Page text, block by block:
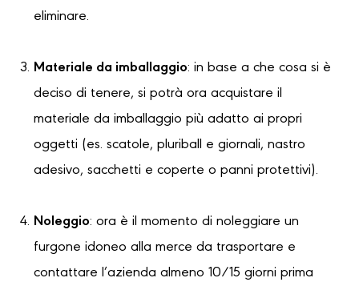
eliminare.
Materiale da imballaggio: in base a che cosa si è
deciso di tenere, si potrà ora acquistare il
materiale da imballaggio più adatto ai propri
oggetti (es. scatole, pluriball e giornali, nastro
adesivo, sacchetti e coperte o panni protettivi).
Noleggio: ora è il momento di noleggiare un
furgone idoneo alla merce da trasportare e
contattare l’azienda almeno 10/15 giorni prima